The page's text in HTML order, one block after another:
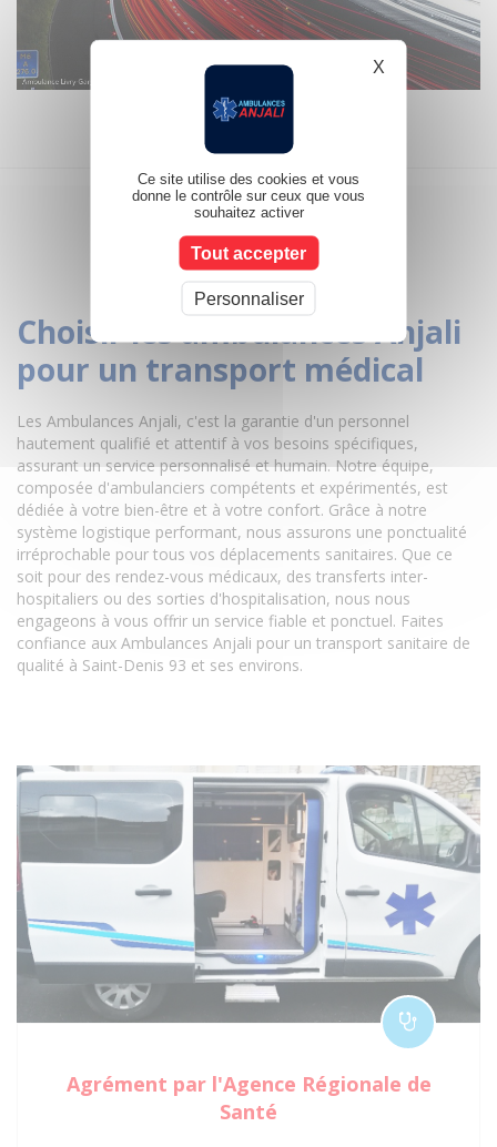
Choisir les ambulances Anjali
pour un transport médical
Les Ambulances Anjali, c'est la garantie d'un personnel
hautement qualifié et attentif à vos besoins spécifiques,
assurant un service personnalisé et humain. Notre équipe,
composée d'ambulanciers compétents et expérimentés, est
dédiée à votre bien-être et à votre confort. Grâce à notre
système logistique performant, nous assurons une ponctualité
irréprochable pour tous vos déplacements sanitaires. Que ce
soit pour des rendez-vous médicaux, des transferts inter-
hospitaliers ou des sorties d'hospitalisation, nous nous
engageons à vous offrir un service fiable et ponctuel. Faites
confiance aux Ambulances Anjali pour un transport sanitaire de
qualité à Saint-Denis 93 et ses environs.
Agrément par l'Agence Régionale de
Santé
Ce site utilise des cookies et vous
donne le contrôle sur ceux que vous
souhaitez activer
Tout accepter
Personnaliser
X Masquer le